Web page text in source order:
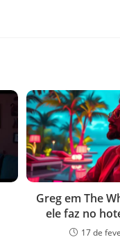
Greg em The
ele faz no
17 de